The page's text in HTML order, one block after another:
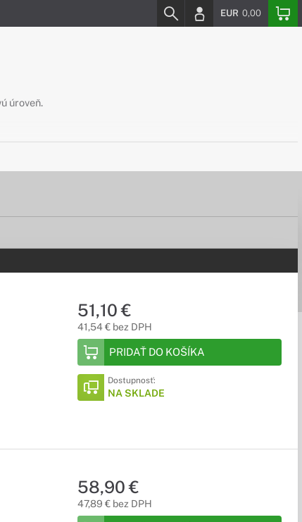
EUR 0,00
úroveň.
51,10 €
41,54 € bez DPH
PRIDAŤ DO KOŠÍKA
Dostupnosť:
NA SKLADE
58,90 €
47,89 € bez DPH